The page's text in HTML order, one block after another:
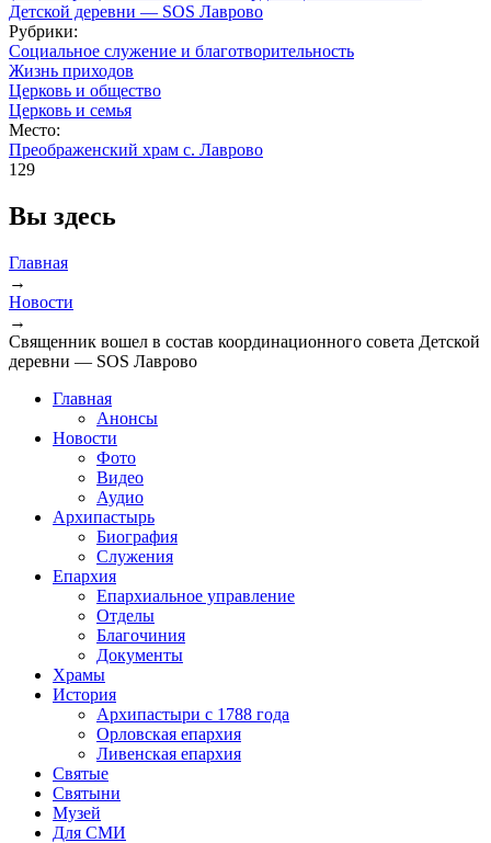
Рубрики:
Социальное служение и благотворительность
Жизнь приходов
Церковь и общество
Церковь и семья
Место:
Преображенский храм с. Лаврово
129
Вы здесь
Главная
→
Новости
→
Священник вошел в состав координационного совета Детской
деревни — SOS Лаврово
Главная
Анонсы
Новости
Фото
Видео
Аудио
Архипастырь
Биография
Служения
Епархия
Епархиальное управление
Отделы
Благочиния
Документы
Храмы
История
Архипастыри с 1788 года
Орловская епархия
Ливенская епархия
Святые
Святыни
Музей
Для СМИ